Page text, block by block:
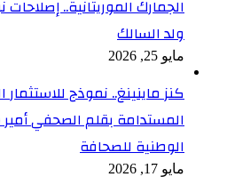
الجمارك الموريتانية..
ولد السالك
مايو 25, 2026
كنز ماينينغ.. نموذج
المستدامة بقلم الصحفي أمير
الوطنية للصحافة
مايو 17, 2026